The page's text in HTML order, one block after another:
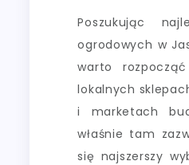
Poszukując
ogrodowych w
warto
lokalnych
i marketach
właśnie tam
się najszerszy